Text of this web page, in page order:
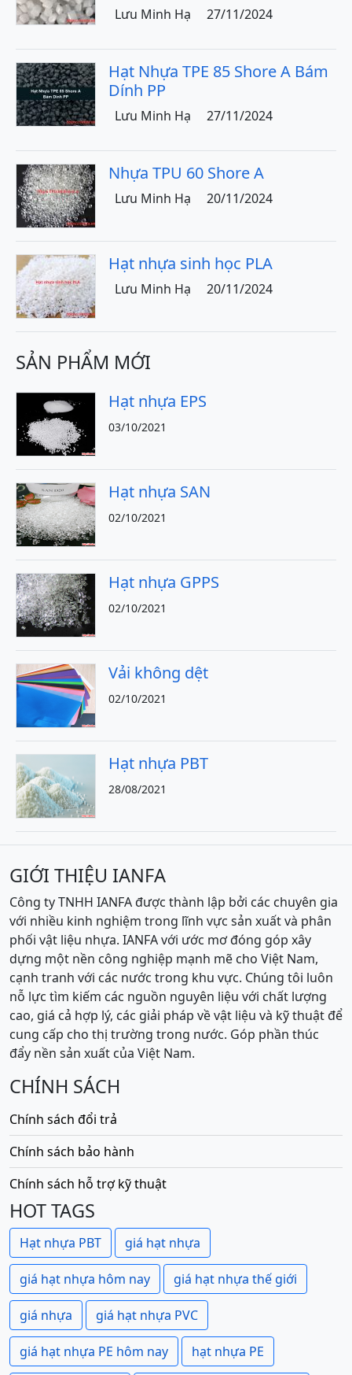
Lưu Minh Hạ 27/11/2024
Hạt Nhựa TPE 85 Shore A Bám
Dính PP
Lưu Minh Hạ 27/11/2024
Nhựa TPU 60 Shore A
Lưu Minh Hạ 20/11/2024
Hạt nhựa sinh học PLA
Lưu Minh Hạ 20/11/2024
SẢN PHẨM MỚI
Hạt nhựa EPS
03/10/2021
Hạt nhựa SAN
02/10/2021
Hạt nhựa GPPS
02/10/2021
Vải không dệt
02/10/2021
Hạt nhựa PBT
28/08/2021
GIỚI THIỆU IANFA
Công ty TNHH IANFA được thành lập bởi các chuyên gia
với nhiều kinh nghiệm trong lĩnh vực sản xuất và phân
phối vật liệu nhựa. IANFA với ước mơ đóng góp xây
dựng một nền công nghiệp mạnh mẽ cho Việt Nam,
cạnh tranh với các nước trong khu vực. Chúng tôi luôn
nỗ lực tìm kiếm các nguồn nguyên liệu với chất lượng
cao, giá cả hợp lý, các giải pháp về vật liệu và kỹ thuật để
cung cấp cho thị trường trong nước. Góp phần thúc
đẩy nền sản xuất của Việt Nam.
CHÍNH SÁCH
Chính sách đổi trả
Chính sách bảo hành
Chính sách hỗ trợ kỹ thuật
HOT TAGS
Hạt nhựa PBT giá hạt nhựa
giá hạt nhựa hôm nay giá hạt nhựa thế giới
giá nhựa giá hạt nhựa PVC
giá hạt nhựa PE hôm nay hạt nhựa PE